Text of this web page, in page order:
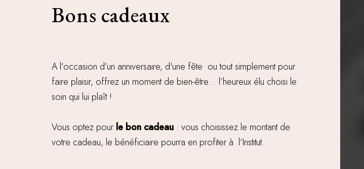
Bons cadeaux
A l’occasion d’un anniversaire, d'une fête ou tout simplement pour
faire plaisir, offrez un moment de bien-être… l’heureux élu choisi le
soin qui lui plaît !
Vous optez pour le bon cadeau : vous choisissez le montant de
votre cadeau, le bénéficiaire pourra en profiter à l’Institut.